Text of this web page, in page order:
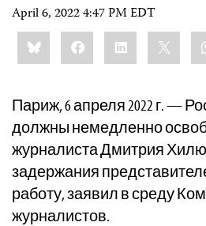
April 6, 2022 4:47 PM EDT
Share
this:BlueskyFacebookLinkedIn
Париж, 6 апреля 2022 г. —
должны немедленно
журналиста Дмитрия
задержания
работу, заявил в среду
журналистов.